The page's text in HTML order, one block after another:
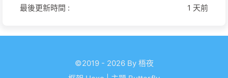
最後更新時間 :
1 天前
©2019 - 2026 By 梧夜